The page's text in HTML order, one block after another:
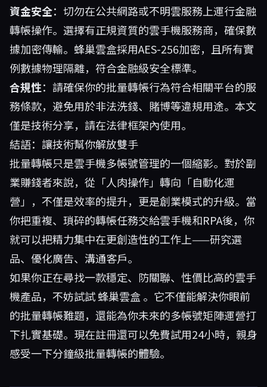
資金安全：切勿在公共網路或不明雲服務上運行金融
轉帳操作。選擇有正規資質的雲手機服務商，確保數
據加密傳輸。蜂巢雲盒採用AES-256加密，且所有實
例數據物理隔離，符合金融級安全標準。
合規性：請確保你的批量轉帳行為符合相關平台的服
務條款，避免用於非法洗錢、賭博等違規用途。本文
僅是技術分享，請在法律框架內使用。
結語：讓技術幫你解放雙手
批量轉帳只是雲手機多帳號管理的一個縮影。對於副
業賺錢者來說，從「人肉操作」轉向「自動化運
營」，不僅是效率的提升，更是創業模式的升級。當
你把重複、瑣碎的轉帳任務交給雲手機和RPA後，你
就可以把精力集中在更創造性的工作上——研究選
品、優化廣告、溝通客戶。
如果你正在尋找一款穩定、防關聯、性價比高的雲手
機產品，不妨試試蜂巢雲盒。它不僅能解決你眼前
的批量轉帳難題，還能為你未來的多帳號矩陣運營打
下扎實基礎。現在註冊還可以免費試用24小時，親身
感受一下分鐘級批量轉帳的體驗。